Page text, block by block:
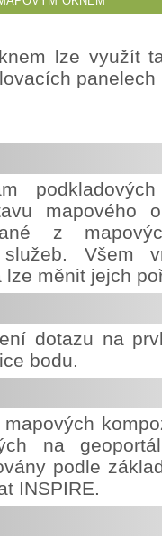
lze využít
mapového
z
služeb. Všem
měnit jejch
dotazu na
bodu.
na
podle
INSPIRE.